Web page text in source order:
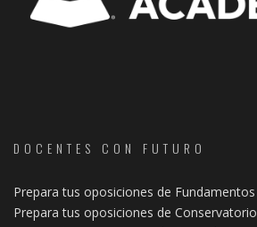
DOCENTES CON FUTURO
Prepara tus oposiciones de Fundamentos
Prepara tus oposiciones de Conservatorio